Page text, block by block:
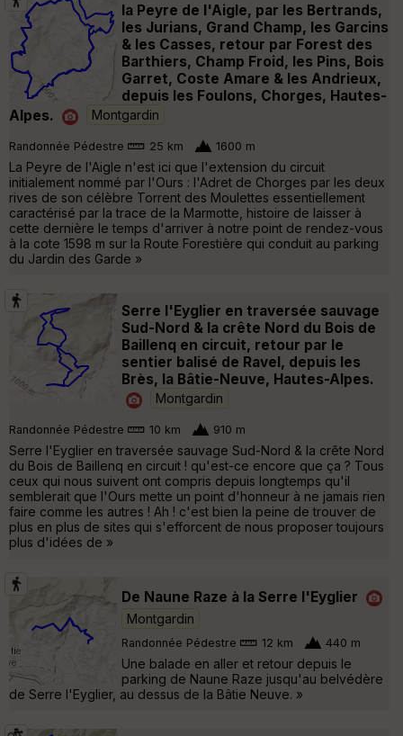
la Peyre de l'Aigle, par les Bertrands,
les Jurians, Grand Champ, les Garcins
& les Casses, retour par Forest des
Barthiers, Champ Froid, les Pins, Bois
Garret, Coste Amare & les Andrieux,
depuis les Foulons, Chorges, Hautes-
Alpes.
Montgardin
Randonnée Pédestre 25 km 1600 m
La Peyre de l'Aigle n'est ici que l'extension du circuit
initialement nommé par l'Ours : l'Adret de Chorges par les deux
rives de son célèbre Torrent des Moulettes essentiellement
caractérisé par la trace de la Marmotte, histoire de laisser à
cette dernière le temps d'arriver à notre point de rendez-vous
à la cote 1598 m sur la Route Forestière qui conduit au parking
du Jardin des Garde »
Serre l'Eyglier en traversée sauvage
Sud-Nord & la crête Nord du Bois de
Baillenq en circuit, retour par le
sentier balisé de Ravel, depuis les
Brès, la Bâtie-Neuve, Hautes-Alpes.
Montgardin
Randonnée Pédestre 10 km 910 m
Serre l'Eyglier en traversée sauvage Sud-Nord & la crête Nord
du Bois de Baillenq en circuit ! qu'est-ce encore que ça ? Tous
ceux qui nous suivent ont compris depuis longtemps qu'il
semblerait que l'Ours mette un point d'honneur à ne jamais rien
faire comme les autres ! Ah ! c'est bien la peine de trouver de
plus en plus de sites qui s'efforcent de nous proposer toujours
plus d'idées de »
De Naune Raze à la Serre l'Eyglier
Montgardin
Randonnée Pédestre 12 km 440 m
Une balade en aller et retour depuis le
parking de Naune Raze jusqu'au belvédère
de Serre l'Eyglier, au dessus de la Bâtie Neuve. »